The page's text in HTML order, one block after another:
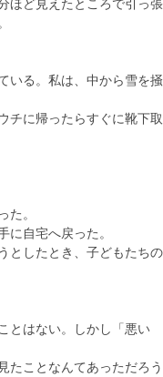
ほど見えたところで引っ張
いる。私は、中から雪を掻
チに帰ったらすぐに靴下取
た。
に自宅へ戻った。
としたとき、子どもたちの
とはない。しかし「悪い
たことなんてあっただろう